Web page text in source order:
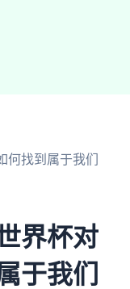
找到属于我们
界杯对
于我们